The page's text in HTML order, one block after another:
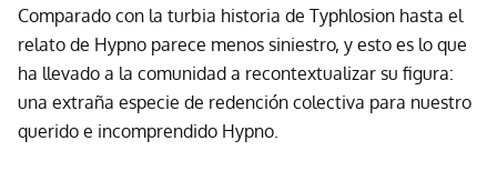
Comparado con la turbia historia de Typhlosion hasta el
relato de Hypno parece menos siniestro, y esto es lo que
ha llevado a la comunidad a recontextualizar su figura:
una extraña especie de redención colectiva para nuestro
querido e incomprendido Hypno.